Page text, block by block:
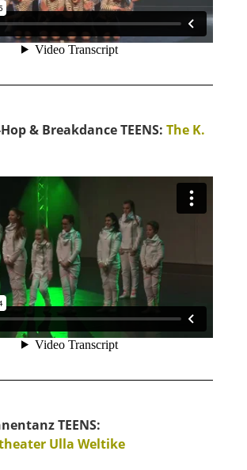
& Breakdance TEENS: The K.
TEENS:
Ulla Weltike